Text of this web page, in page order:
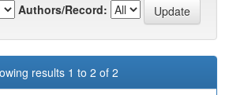
Authors/Record:
results 1 to 2 of 2